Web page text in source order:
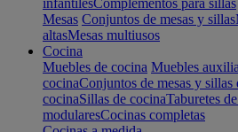
infantilesComplementos para sillas
Mesas Conjuntos de mesas y sillas
altasMesas multiusos
Cocina
Muebles de cocina Muebles
cocinaConjuntos de mesas y sillas
cocinaSillas de cocinaTaburetes
modularesCocinas completas